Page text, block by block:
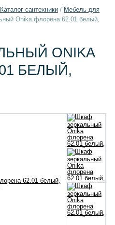
Каталог сантехники/ Мебель для
Onika флорена 62.01 белый,
ONIKA
БЕЛЫЙ,